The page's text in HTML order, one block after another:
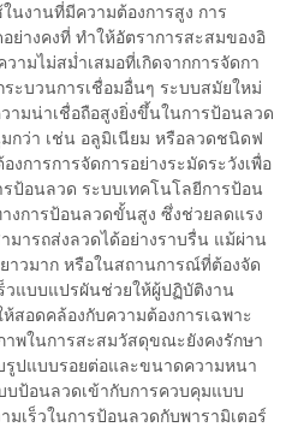
นงานที่มีความต้องการสูง การ
ย่างคงที่ ทำให้อัตราการสะสมของอิ
ามไม่สม่ำเสมอที่เกิดจากการจัดกา
ะบวนการเชื่อมอื่นๆ ระบบสมัยใหม่
ามน่าเชื่อถือสูงยิ่งขึ้นในการป้อนลวด
กว่า เช่น อลูมิเนียม หรือลวดชนิดฟ
การการจัดการอย่างระมัดระวังเพื่อ
ป้อนลวด ระบบเทคโนโลยีการป้อน
งการป้อนลวดขั้นสูง ซึ่งช่วยลดแรง
มารถส่งลวดได้อย่างราบรื่น แม้ผ่าน
าวมาก หรือในสถานการณ์ที่ต้องจัด
วแบบแปรผันช่วยให้ผู้ปฏิบัติงาน
สอดคล้องกับความต้องการเฉพาะ
าพในการสะสมวัสดุขณะยังคงรักษา
รูปแบบรอยต่อและขนาดความหนา
บป้อนลวดเข้ากับการควบคุมแบบ
เร็วในการป้อนลวดกับพารามิเตอร์